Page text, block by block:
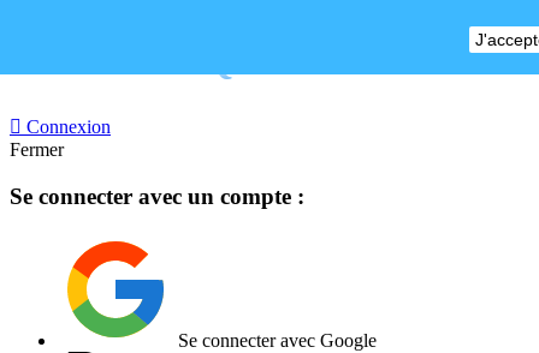
 Connexion
Fermer
Se connecter avec un compte :
Se connecter avec Google